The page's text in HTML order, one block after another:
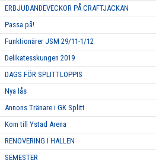
ERBJUDANDEVECKOR PÅ CRAFTJACKAN
Passa på!
Funktionärer JSM 29/11-1/12
Delikatesskungen 2019
DAGS FÖR SPLITTLOPPIS
Nya lås
Annons Tränare i GK Splitt
Kom till Ystad Arena
RENOVERING I HALLEN
SEMESTER